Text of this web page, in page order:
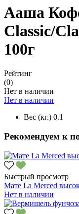
Ааша
Classic/
100г
Рейтинг
(0)
Нет в наличии
Нет в наличии
Вес (кг.) 0.1
Рекомендуем к
Быстрый просмотр
Мате La Merced
Нет в наличии